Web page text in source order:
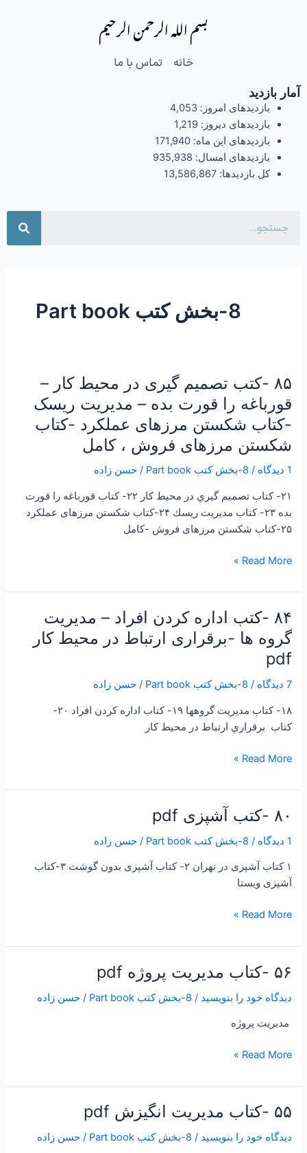
بسم الله الرحمن الرحیم
خانه تماس با ما
آمار بازدید
بازدیدهای امروز: 4,053
بازدیدهای دیروز: 1,219
بازدیدهای این ماه: 171,940
بازدیدهای امسال: 935,938
کل بازدیدها: 13,586,867
8-بخش کتب Part book
۸۵ -کتب تصمیم گیری در محیط کار –
قورباغه را قورت بده – مدیریت ریسک
-کتاب شکستن مرزهای عملکرد -کتاب
شکستن مرزهای فروش ، کامل
1 دیدگاه / 8-بخش کتب Part book /حسن زاده
۲۱- کتاب تصميم گيري در محيط كار ۲۲- کتاب قورباغه را قورت
بده ۲۳- کتاب مديريت ريسك ۲۴-کتاب شکستن مرزهای عملکرد
۲۵-کتاب شکستن مرزهای فروش -کامل
۸۵
-کتب
تصمیم
گیری
در
محیط
–
قورباغه
را
بده
مدیریت
ریسک
-کتاب
شکستن
مرزهای
عملکرد
شکستن
مرزهای
،
Read More »
۸۴ -کتب اداره کردن افراد – مدیریت
گروه ها -برقراری ارتباط در محیط کار
pdf
7 دیدگاه / 8-بخش کتب Part book /حسن زاده
۱۸- کتاب مديريت گروهها ۱۹- کتاب اداره كردن افراد ۲۰-
کتاب برقراري ارتباط در محيط كار
۸۴
-کتب
اداره
کردن
افراد
مدیریت
گروه
-برقراری
محیط
pdf
Read More »
۸۰ -کتب آشپزی pdf
1 دیدگاه / 8-بخش کتب Part book /حسن زاده
۱ کتاب آشپزی در تهران ۲- کتاب آشپزی بدون گوشت ۳-کتاب
آشپزی ویستا
۸۰
آشپزی
pdf
Read More »
۵۶ -کتاب مدیریت پروژه pdf
دیدگاه‌ خود را بنویسید / 8-بخش کتب Part book /حسن زاده
مديريت پروژه
۵۶
مدیریت
پروژه
Read More »
۵۵ -کتاب مدیریت انگیزش pdf
دیدگاه‌ خود را بنویسید / 8-بخش کتب Part book /حسن زاده
۵۵
مدیریت